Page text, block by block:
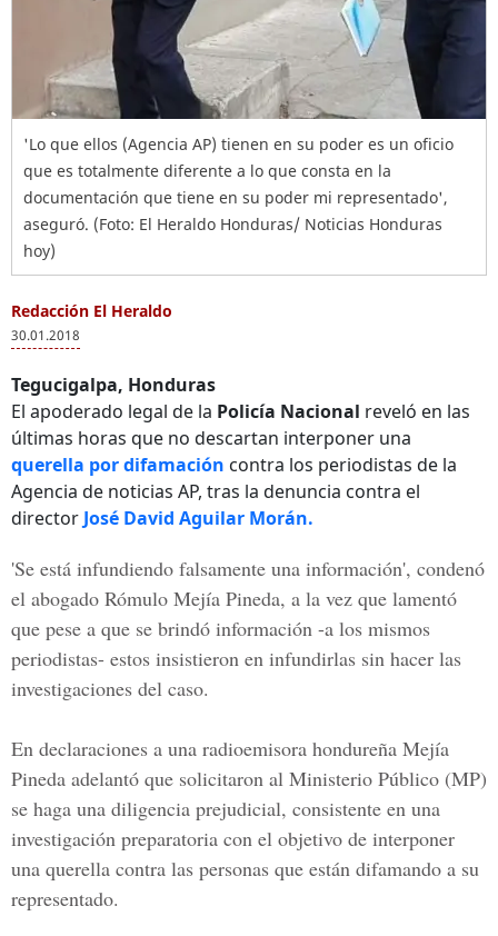
'Lo que ellos (Agencia AP) tienen en su poder es un oficio
que es totalmente diferente a lo que consta en la
documentación que tiene en su poder mi representado',
aseguró. (Foto: El Heraldo Honduras/ Noticias Honduras
hoy)
Redacción El Heraldo
30.01.2018
Tegucigalpa, Honduras
El apoderado legal de la Policía Nacional reveló en las
últimas horas que no descartan interponer una
querella por difamación contra los periodistas de la
Agencia de noticias AP, tras la denuncia contra el
director José David Aguilar Morán.
'Se está infundiendo falsamente una información', condenó
el abogado Rómulo Mejía Pineda, a la vez que lamentó
que pese a que se brindó información -a los mismos
periodistas- estos insistieron en infundirlas sin hacer las
investigaciones del caso.
En declaraciones a una radioemisora hondureña Mejía
Pineda adelantó que solicitaron al Ministerio Público (MP)
se haga una diligencia prejudicial, consistente en una
investigación preparatoria con el objetivo de interponer
una querella contra las personas que están difamando a su
representado.